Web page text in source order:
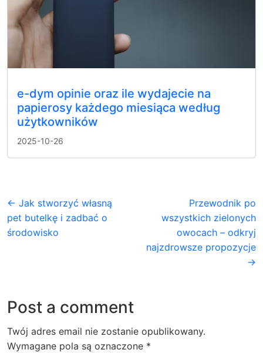
e-dym opinie oraz ile wydajecie na
papierosy każdego miesiąca według
użytkowników
2025-10-26
← Jak stworzyć własną
pet butelkę i zadbać o
środowisko
Przewodnik po
wszystkich zielonych
owocach – odkryj
najzdrowsze propozycje
→
Post a comment
Twój adres email nie zostanie opublikowany.
Wymagane pola są oznaczone *